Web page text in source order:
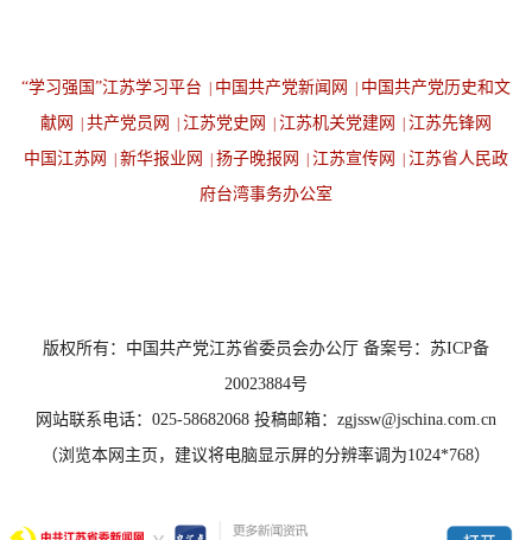
“学习强国”江苏学习平台 中国共产党新闻网
中国共产党历史和文
献网
共产党员网 江苏党史网 江苏机关党建网
江苏先锋网
中国江苏网
新华报业网 扬子晚报网 江苏宣传网
江苏省人民政
府台湾事务办公室
版权所有：中国共产党江苏省委员会办公厅 备案号：苏ICP备
20023884号
网站联系电话：025-58682068 投稿邮箱：zgjssw@jschina.com.cn
（浏览本网主页，建议将电脑显示屏的分辨率调为1024*768）